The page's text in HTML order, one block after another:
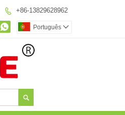
 +86-13829628962
 Português 
